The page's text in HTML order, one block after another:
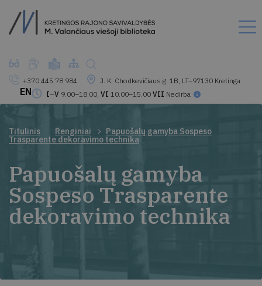
+370 445 78 984
J. K. Chodkevičiaus g. 1B, LT–97130 Kretinga
I–V 9.00–18.00, VI 10.00–15.00 VII Nedirba
EN
Titulinis Renginiai Papuošalų gamyba Sospeso
Trasparente dekoravimo technika
Papuošalų gamyba
Sospeso Trasparente
dekoravimo technika